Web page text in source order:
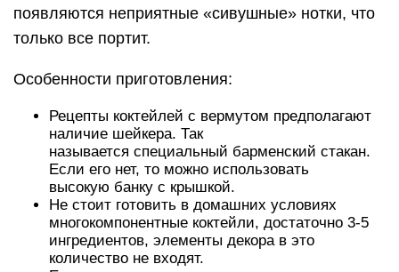
появляются неприятные «сивушные» нотки, что
только все портит.
Особенности приготовления:
Рецепты коктейлей с вермутом предполагают
наличие шейкера. Так
называется специальный барменский стакан.
Если его нет, то можно использовать
высокую банку с крышкой.
Не стоит готовить в домашних условиях
многокомпонентные коктейли, достаточно 3-5
ингредиентов, элементы декора в это
количество не входят.